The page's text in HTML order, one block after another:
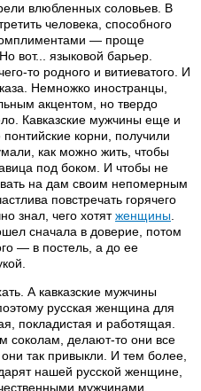
влюбленных соловьев. В
человека, способного
— проще
вот... языковой барьер.
то родного и витиеватого. И
Немножко иностранцы,
акцентом, но твердо
Кавказские мужчины еще и
корни, получили
как можно жить, чтобы
под боком. И чтобы не
на дам своим непомерным
повстречать горячего
знал, чего хотятженщины
сначала в доверие, потом
— в постель, а до ее
А кавказские мужчины
русская женщина для
покладистая и работящая.
соколам, делают-то они все
так привыкли. И тем более,
нашей русской женщине,
мужчинами,